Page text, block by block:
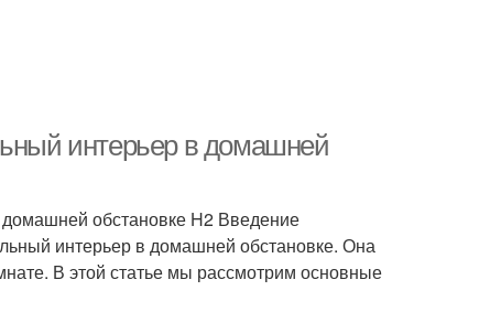
интерьер в домашней
обстановке H2 Введение
интерьер в домашней обстановке. Она
В этой статье мы рассмотрим основные